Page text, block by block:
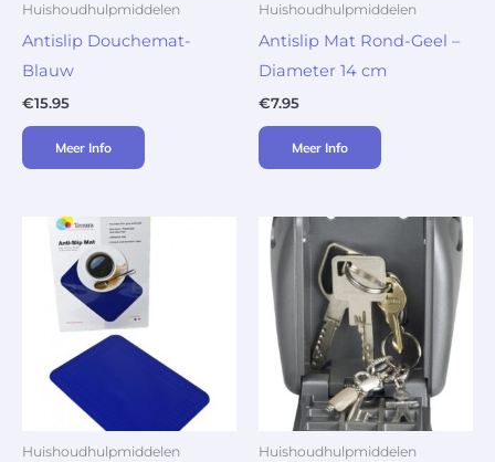
Huishoudhulpmiddelen
Antislip Douchemat-
Blauw
€15.95
Meer Info
Huishoudhulpmiddelen
Antislip Mat Rond-Geel –
Diameter 14 cm
€7.95
Meer Info
Huishoudhulpmiddelen Huishoudhulpmiddelen